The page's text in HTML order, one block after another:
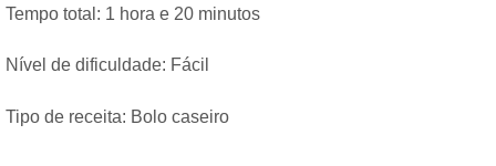
Tempo total: 1 hora e 20 minutos
Nível de dificuldade: Fácil
Tipo de receita: Bolo caseiro